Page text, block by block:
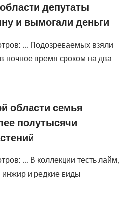
депутаты
и вымогали деньги
… Подозреваемых взяли
ночное время сроком на два
области семья
полутысячи
… В коллекции тесть лайм,
и редкие виды